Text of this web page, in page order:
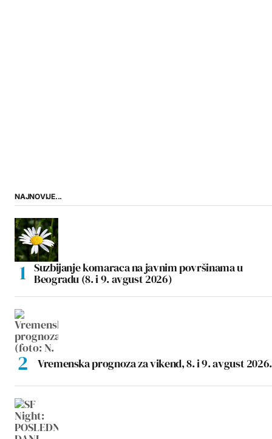
NAJNOVIJE...
Suzbijanje komaraca na javnim površinama u
Beogradu (8. i 9. avgust 2026)
Vremenska prognoza za vikend, 8. i 9. avgust 2026.